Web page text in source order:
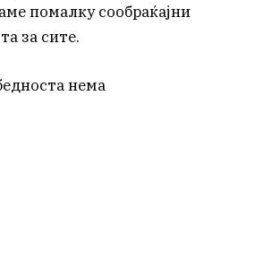
помалку сообраќајни
за сите.
нема